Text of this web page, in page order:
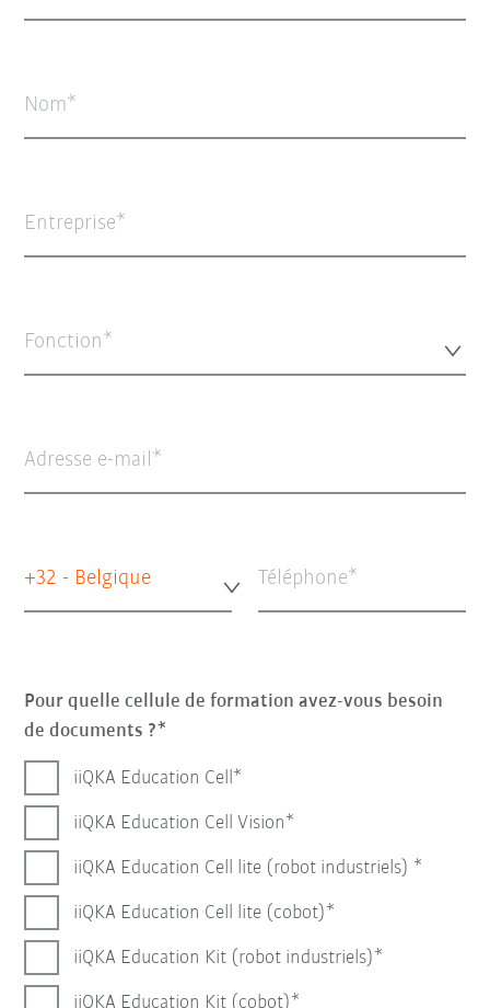
Nom
Entreprise
Fonction*
Adresse e-mail
+32 - Belgique Téléphone
Pour quelle cellule de formation avez-vous besoin
de documents ?
iiQKA Education Cell
iiQKA Education Cell Vision
iiQKA Education Cell lite (robot industriels)
iiQKA Education Cell lite (cobot)
iiQKA Education Kit (robot industriels)
iiQKA Education Kit (cobot)